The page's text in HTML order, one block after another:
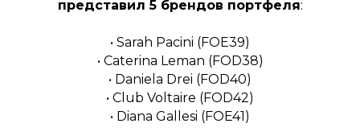
представил 5 брендов портфеля:
• Sarah Pacini (FOE39)
• Caterina Leman (FOD38)
• Daniela Drei (FOD40)
• Club Voltaire (FOD42)
• Diana Gallesi (FOE41)